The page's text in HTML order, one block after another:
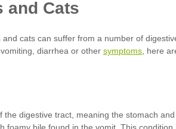
symptoms